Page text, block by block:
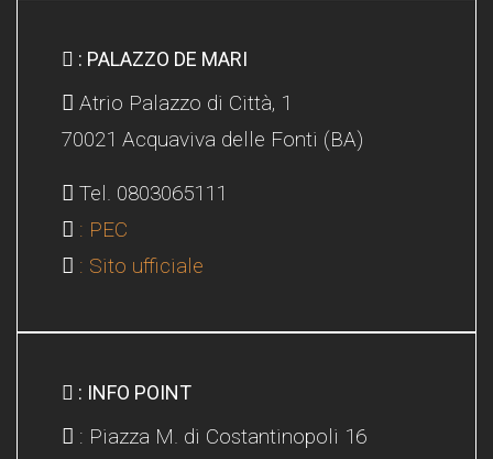
: PALAZZO DE MARI
Atrio Palazzo di Città, 1
70021 Acquaviva delle Fonti (BA)
Tel. 0803065111
: PEC
: Sito ufficiale
: INFO POINT
: Piazza M. di Costantinopoli 16